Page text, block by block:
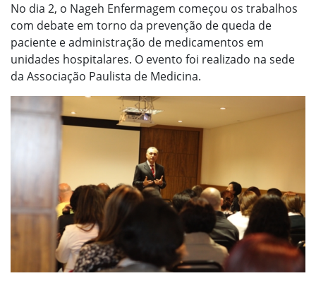
No dia 2, o Nageh Enfermagem começou os trabalhos
com debate em torno da prevenção de queda de
paciente e administração de medicamentos em
unidades hospitalares. O evento foi realizado na sede
da Associação Paulista de Medicina.